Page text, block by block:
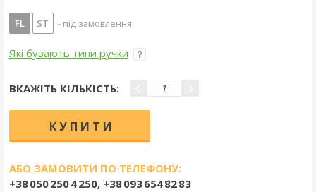
FL ST - під замовлення
Які бувають типи ручки
ВКАЖІТЬ КІЛЬКІСТЬ:
АБО ЗАМОВИТИ ПО ТЕЛЕФОНУ:
+38 050 250 4 250, +38 093 654 82 83